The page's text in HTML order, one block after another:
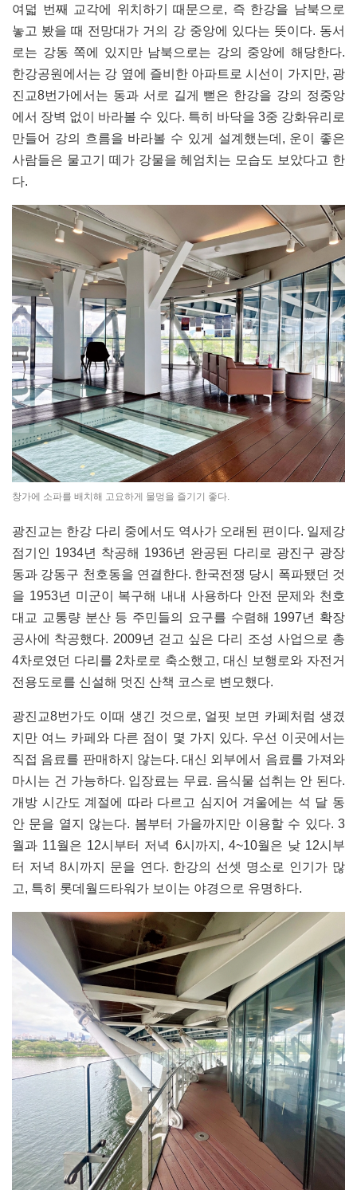
여덟 번째 교각에 위치하기 때문으로, 즉 한강을 남북으로
놓고 봤을 때 전망대가 거의 강 중앙에 있다는 뜻이다. 동서
로는 강동 쪽에 있지만 남북으로는 강의 중앙에 해당한다.
한강공원에서는 강 옆에 즐비한 아파트로 시선이 가지만, 광
진교8번가에서는 동과 서로 길게 뻗은 한강을 강의 정중앙
에서 장벽 없이 바라볼 수 있다. 특히 바닥을 3중 강화유리로
만들어 강의 흐름을 바라볼 수 있게 설계했는데, 운이 좋은
사람들은 물고기 떼가 강물을 헤엄치는 모습도 보았다고 한
다.
창가에 소파를 배치해 고요하게 물멍을 즐기기 좋다.
광진교는 한강 다리 중에서도 역사가 오래된 편이다. 일제강
점기인 1934년 착공해 1936년 완공된 다리로 광진구 광장
동과 강동구 천호동을 연결한다. 한국전쟁 당시 폭파됐던 것
을 1953년 미군이 복구해 내내 사용하다 안전 문제와 천호
대교 교통량 분산 등 주민들의 요구를 수렴해 1997년 확장
공사에 착공했다. 2009년 걷고 싶은 다리 조성 사업으로 총
4차로였던 다리를 2차로로 축소했고, 대신 보행로와 자전거
전용도로를 신설해 멋진 산책 코스로 변모했다.
광진교8번가도 이때 생긴 것으로, 얼핏 보면 카페처럼 생겼
지만 여느 카페와 다른 점이 몇 가지 있다. 우선 이곳에서는
직접 음료를 판매하지 않는다. 대신 외부에서 음료를 가져와
마시는 건 가능하다. 입장료는 무료. 음식물 섭취는 안 된다.
개방 시간도 계절에 따라 다르고 심지어 겨울에는 석 달 동
안 문을 열지 않는다. 봄부터 가을까지만 이용할 수 있다. 3
월과 11월은 12시부터 저녁 6시까지, 4~10월은 낮 12시부
터 저녁 8시까지 문을 연다. 한강의 선셋 명소로 인기가 많
고, 특히 롯데월드타워가 보이는 야경으로 유명하다.